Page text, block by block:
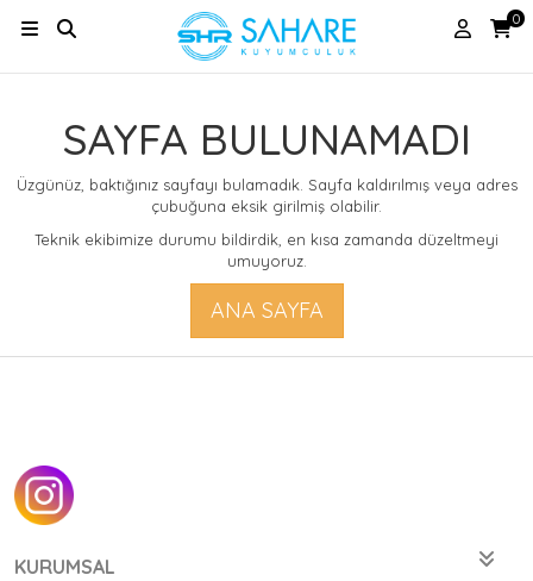
0
SAYFA BULUNAMADI
Üzgünüz, baktığınız sayfayı bulamadık. Sayfa kaldırılmış veya adres
çubuğuna eksik girilmiş olabilir.
Teknik ekibimize durumu bildirdik, en kısa zamanda düzeltmeyi
umuyoruz.
ANA SAYFA
KURUMSAL